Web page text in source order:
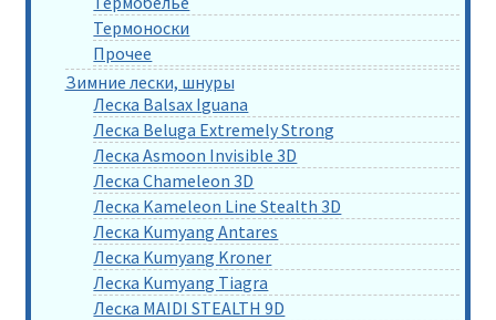
Термоноски
Прочее
Зимние лески, шнуры
Леска Balsax Iguana
Леска Beluga Extremely Strong
Леска Asmoon Invisible 3D
Леска Chameleon 3D
Леска Kameleon Line Stealth 3D
Леска Kumyang Antares
Леска Kumyang Kroner
Леска Kumyang Tiagra
Леска MAIDI STEALTH 9D